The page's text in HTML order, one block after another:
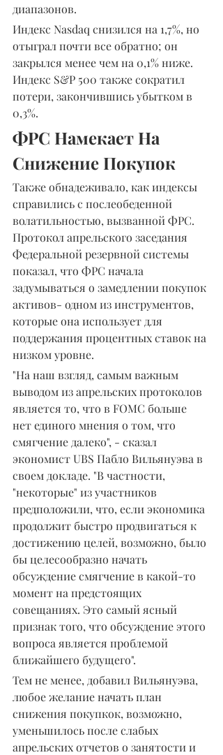
диапазонов.
Индекс Nasdaq снизился на 1,7%, но
отыграл почти все обратно; он
закрылся менее чем на 0,1% ниже.
Индекс S&P 500 также сократил
потери, закончившись убытком в
0,3%.
ФРС Намекает На
Снижение Покупок
Также обнадеживало, как индексы
справились с послеобеденной
волатильностью, вызванной ФРС.
Протокол апрельского заседания
Федеральной резервной системы
показал, что ФРС начала
задумываться о замедлении покупок
активов- одном из инструментов,
которые она использует для
поддержания процентных ставок на
низком уровне.
"На наш взгляд, самым важным
выводом из апрельских протоколов
является то, что в FOMC больше
нет единого мнения о том, что
смягчение далеко", - сказал
экономист UBS Пабло Вильянуэва в
своем докладе. "В частности,
"некоторые" из участников
предположили, что, если экономика
продолжит быстро продвигаться к
достижению целей, возможно, было
бы целесообразно начать
обсуждение смягчение в какой-то
момент на предстоящих
совещаниях. Это самый ясный
признак того, что обсуждение этого
вопроса является проблемой
ближайшего будущего".
Тем не менее, добавил Вильянуэва,
любое желание начать план
снижения покупкок, возможно,
уменьшилось после слабых
апрельских отчетов о занятости и